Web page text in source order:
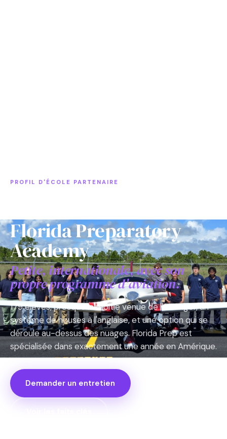
PROFIL D'ÉCOLE PARTENAIRE
Florida Preparatory
Academy
Petite, internationale, avec son
propre programme d'aviation.
179 élèves, presque la moitié venue de l'étranger, un
système de houses à l'anglaise, et une option qui se
déroule au-dessus des nuages. Florida Prep est
spécialisée dans exactement une année en Amérique.
Demander un entretien